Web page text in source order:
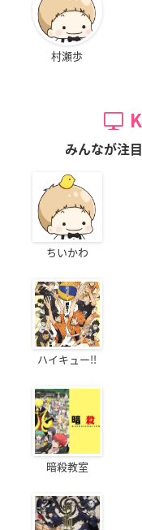
村瀬歩
みんなが注
ちいかわ
ハイキュー!!
暗殺教室